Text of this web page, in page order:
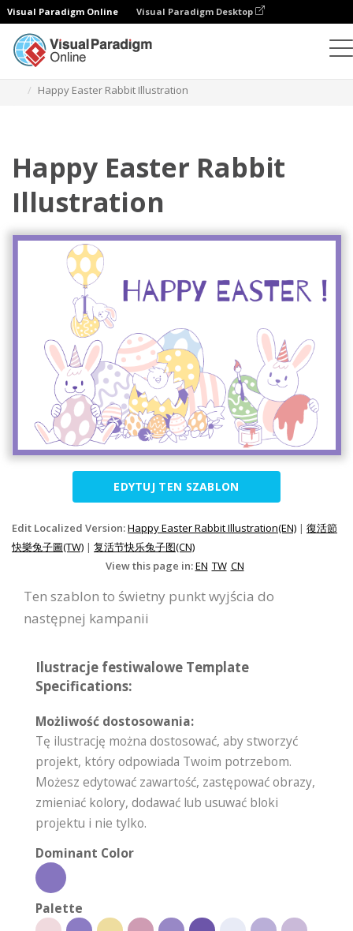
Visual Paradigm Online Visual Paradigm Desktop
Happy Easter Rabbit Illustration
Happy Easter Rabbit
Illustration
EDYTUJ TEN SZABLON
Edit Localized Version:Happy Easter Rabbit Illustration(EN) | 復活節
快樂兔子圖(TW) | 复活节快乐兔子图(CN)
View this page in:EN TW CN
Ten szablon to świetny punkt wyjścia do
następnej kampanii
Ilustracje festiwalowe Template
Specifications:
Możliwość dostosowania:
Tę ilustrację można dostosować, aby stworzyć
projekt, który odpowiada Twoim potrzebom.
Możesz edytować zawartość, zastępować obrazy,
zmieniać kolory, dodawać lub usuwać bloki
projektu i nie tylko.
Dominant Color
Palette